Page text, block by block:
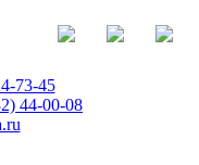
73-45
44-00-08